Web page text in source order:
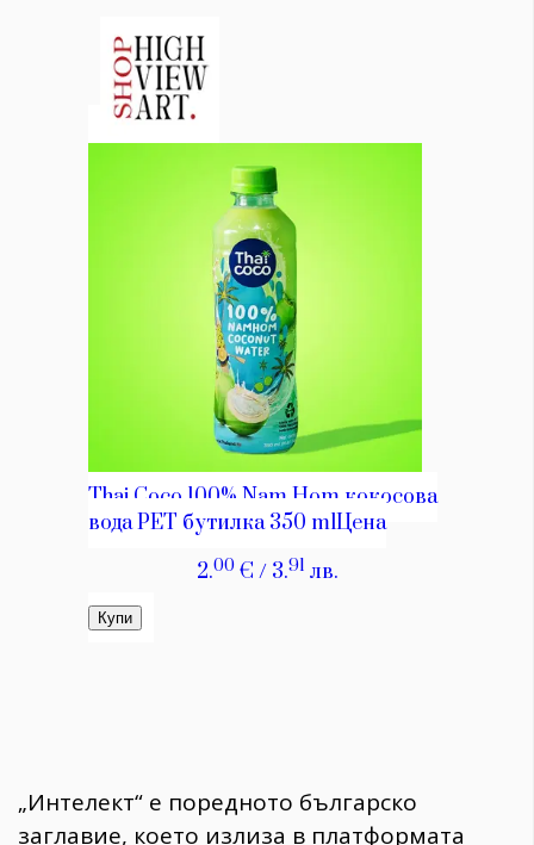
„Интелект“ е поредното българско
заглавие, което излиза в платформата